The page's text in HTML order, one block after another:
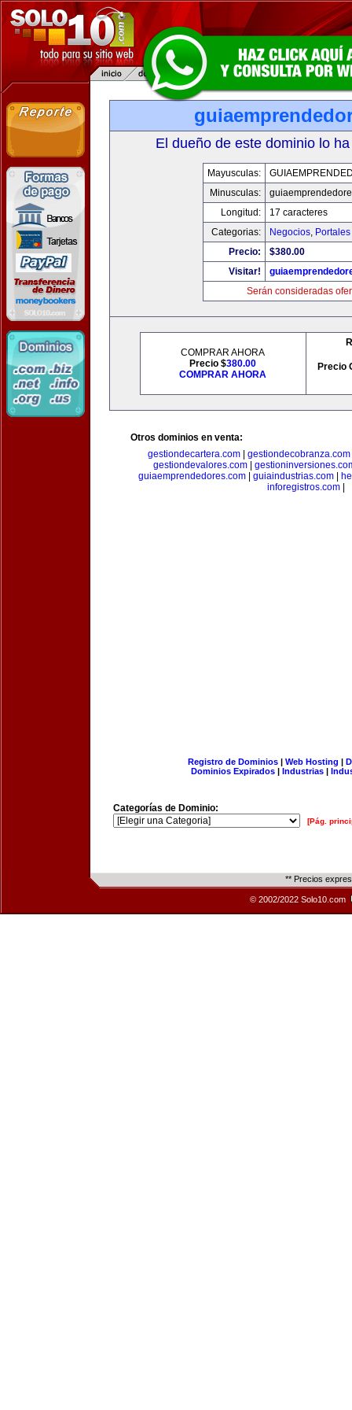
El dueño de este dominio lo
Mayusculas:
Minusculas:
Longitud:
17 caracteres
Categorias:
Negocios, Portales
Precio:
$380.00
Visitar!
Serán consideradas
COMPRAR AHORA
Precio $380.00
COMPRAR AHORA
Precio
Otros dominios en venta:
gestiondecartera.com| gestiondecobranza.com
gestiondevalores.com|
guiaemprendedores.com
guiaindustrias.com
inforegistros.com|
Registro de Dominios| Web Hosting |
Dominios Expirados | Industrias |
Categorías de Dominio:
[Pág.
** Precios
© 2002/2022 Solo10.com